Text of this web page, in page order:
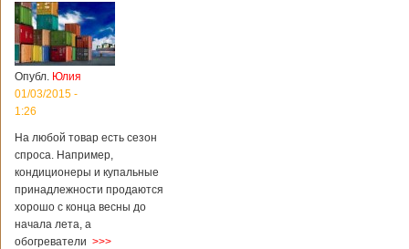
Опубл. Юлия
01/03/2015 -
1:26
На любой товар есть сезон
спроса. Например,
кондиционеры и купальные
принадлежности продаются
хорошо с конца весны до
начала лета, а
обогреватели >>>